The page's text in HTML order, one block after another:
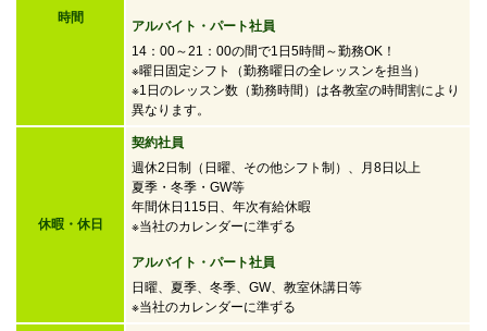
時間
アルバイト・パート社員
14：00～21：00の間で1日5時間～勤務OK！
※曜日固定シフト（勤務曜日の全レッスンを担当）
※1日のレッスン数（勤務時間）は各教室の時間割により
異なります。
休暇・休日
契約社員
週休2日制（日曜、その他シフト制）、月8日以上
夏季・冬季・GW等
年間休日115日、年次有給休暇
※当社のカレンダーに準ずる
アルバイト・パート社員
日曜、夏季、冬季、GW、教室休講日等
※当社のカレンダーに準ずる